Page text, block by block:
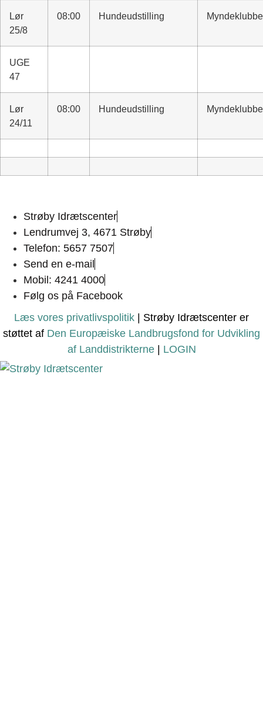
Lør
25/8
08:00 Hundeudstilling
UGE
47
Lør
24/11
08:00 Hundeudstilling
Strøby Idrætscenter
Lendrumvej 3, 4671 Strøby
Telefon: 5657 7507
Send en e-mail
Mobil: 4241 4000
Følg os på Facebook
Læs vores privatlivspolitik | Strøby Idrætscenter er
støttet af Den Europæiske Landbrugsfond for Udvikling
af Landdistrikterne| LOGIN